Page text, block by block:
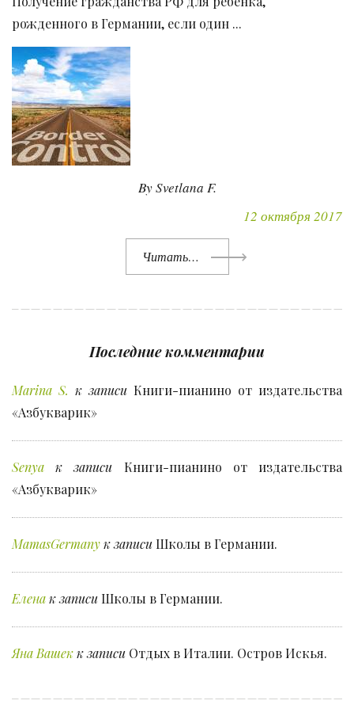
рожденного в Германии, если один ...
By Svetlana F.
12 октября 2017
Читать…
Последние комментарии
Marina S. к записи Книги-пианино от издательства
«Азбукварик»
Senya к записи Книги-пианино от издательства
«Азбукварик»
MamasGermanyк записиШколы в Германии.
Еленак записиШколы в Германии.
Яна Вашекк записи Отдых в Италии. Остров Искья.